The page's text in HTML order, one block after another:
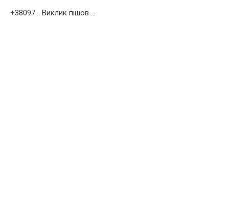
+38097… Виклик пішов …